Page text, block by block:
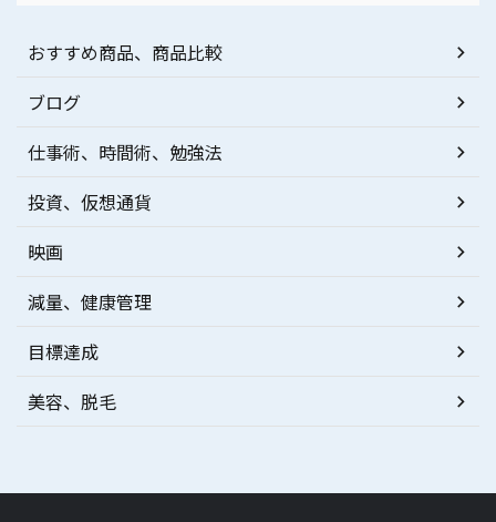
おすすめ商品、商品比較
ブログ
仕事術、時間術、勉強法
投資、仮想通貨
映画
減量、健康管理
目標達成
美容、脱毛